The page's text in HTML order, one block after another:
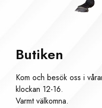
Butiken
Kom och besök oss i
klockan 12-16.
Varmt välkomna.